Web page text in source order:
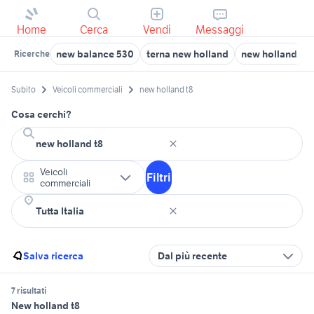
Home Cerca Vendi Messaggi
Ricerche new balance 530 terna new holland new holland tm
Subito Veicoli commerciali new holland t8
Cosa cerchi?
Veicoli
commerciali
Filtri
Salva ricerca Dal più recente
7 risultati
New holland t8